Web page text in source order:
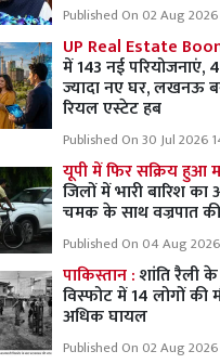
Published On 02 Aug 2026
UP Real Estate
में 143 नई परियोजनाएं,
ज्यादा नए घर, लखनऊ
रियल एस्टेट हब
Published On 30 Jul 2026
यूपी में फिर सक्रिय हुआ
जिलों में भारी बारिश
चमक के साथ वज्रपात
Published On 04 Aug
पाकिस्तान :शांति रैली
विस्फोट में 14 लोगों की
अधिक घायल
Published On 02 Aug 2026